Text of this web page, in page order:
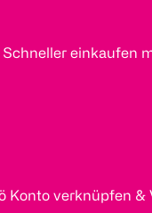
Schneller einkaufen
Konto verknüpfen &